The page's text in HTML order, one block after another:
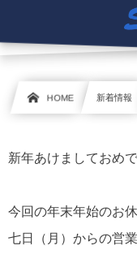
HOME 新着情報
新年あけましておめ
今回の年末年始のお
七日（月）からの営業